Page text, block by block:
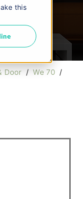
this
Door /We 70 /